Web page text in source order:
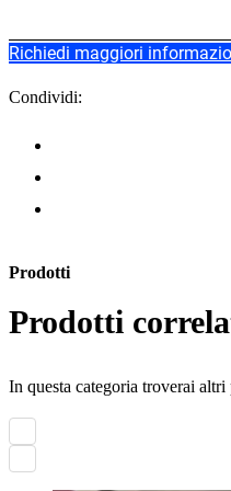
Richiedi maggiori
Condividi:
Prodotti
Prodotti
In questa categoria troverai altri